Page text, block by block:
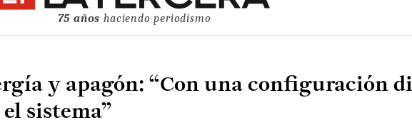
75 años haciendo periodismo
y apagón: “Con una configuración
sistema”